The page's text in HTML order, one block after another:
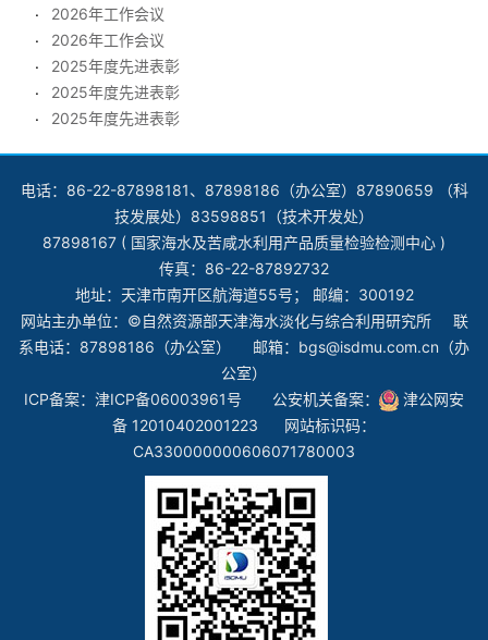
2026年工作会议
2026年工作会议
2025年度先进表彰
2025年度先进表彰
2025年度先进表彰
电话：86-22-87898181、87898186（办公室）87890659 （科
技发展处）83598851（技术开发处）
87898167 ( 国家海水及苦咸水利用产品质量检验检测中心 )
传真：86-22-87892732
地址：天津市南开区航海道55号； 邮编：300192
网站主办单位：©自然资源部天津海水淡化与综合利用研究所 联
系电话：87898186（办公室） 邮箱：bgs@isdmu.com.cn（办
公室）
ICP备案： 津ICP备06003961号 公安机关备案：
津公网安
备 12010402001223 网站标识码：
CA330000000606071780003